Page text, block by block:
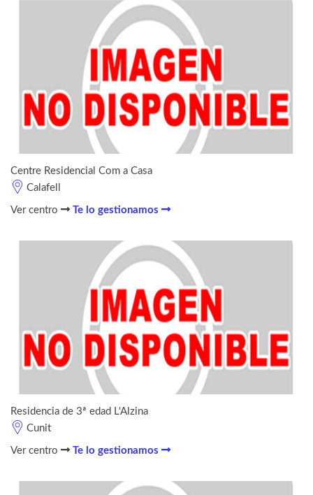
Centre Residencial Com a Casa
Calafell
Ver centro Te lo gestionamos
Residencia de 3ª edad L'Alzina
Cunit
Ver centro Te lo gestionamos